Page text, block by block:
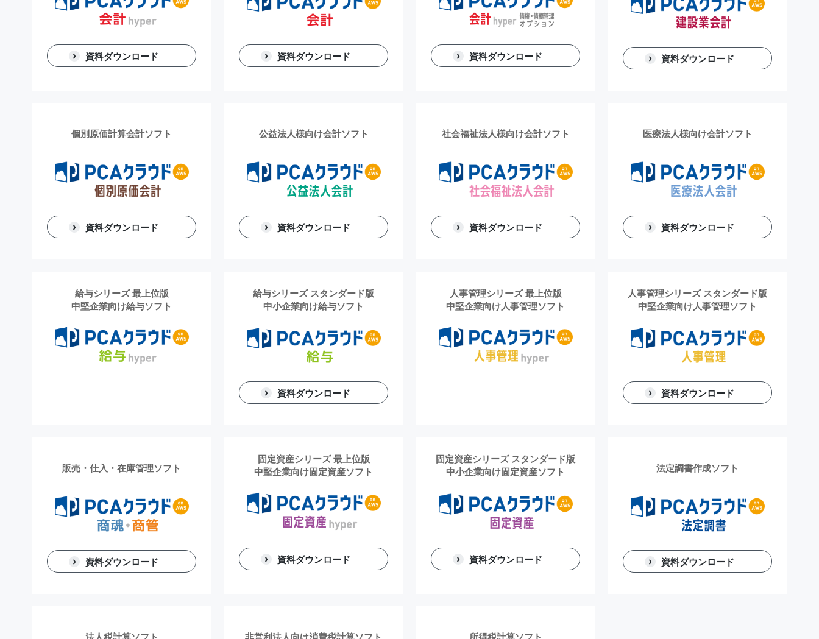
資料ダウンロード 資料ダウンロード 資料ダウンロード 資料ダウンロード
個別原価計算会計ソフト
資料ダウンロード
公益法人様向け会計ソフト
資料ダウンロード
社会福祉法人様向け会計ソフト
資料ダウンロード
医療法人様向け会計ソフト
資料ダウンロード
給与シリーズ 最上位版
中堅企業向け給与ソフト
給与シリーズ スタンダード版
中小企業向け給与ソフト
資料ダウンロード
人事管理シリーズ 最上位版
中堅企業向け人事管理ソフト
人事管理シリーズ スタンダード版
中堅企業向け人事管理ソフト
資料ダウンロード
販売・仕入・在庫管理ソフト
資料ダウンロード
固定資産シリーズ 最上位版
中堅企業向け固定資産ソフト
資料ダウンロード
固定資産シリーズ スタンダード版
中小企業向け固定資産ソフト
資料ダウンロード
法定調書作成ソフト
資料ダウンロード
法人税計算ソフト 非営利法人向け消費税計算ソフト 所得税計算ソフト